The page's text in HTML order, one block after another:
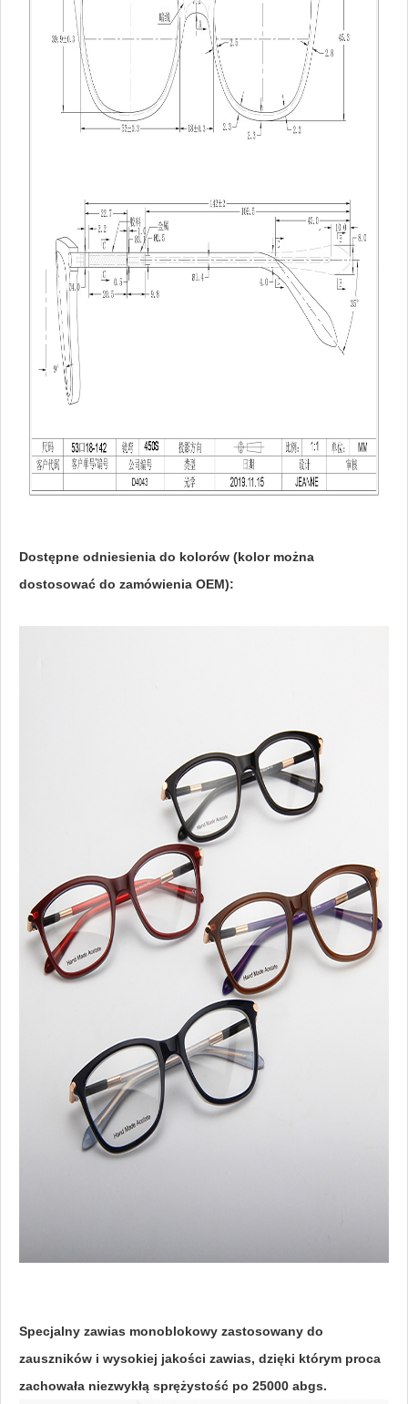
Dostępne odniesienia do kolorów (kolor można
dostosować do zamówienia OEM):
Specjalny zawias monoblokowy zastosowany do
zauszników i wysokiej jakości zawias, dzięki którym proca
zachowała niezwykłą sprężystość po 25000 abgs.